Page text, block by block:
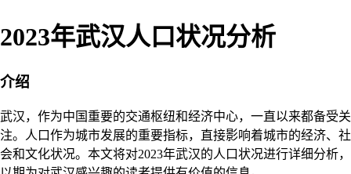
2023年武汉人口状况分析
介绍
武汉，作为中国重要的交通枢纽和经济中心，一直以来都备受关
注。人口作为城市发展的重要指标，直接影响着城市的经济、社
会和文化状况。本文将对2023年武汉的人口状况进行详细分析，